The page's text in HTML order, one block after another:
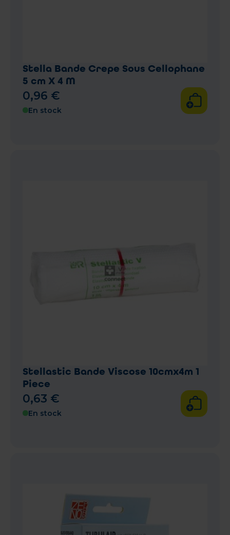
Stella Bande Crepe Sous Cellophane
5 cm X 4 M
0,96 €
En stock
Stellastic Bande Viscose 10cmx4m 1
Piece
0,63 €
En stock